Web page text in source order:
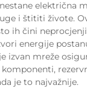
električna
i štititi živote.
ih čini
energije
izvan mreže
je to najvažnije.